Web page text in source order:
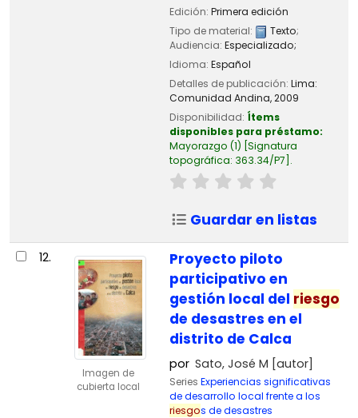
Edición: Primera edición
Tipo de material:
Texto;
Audiencia: Especializado;
Idioma: Español
Detalles de publicación: Lima:
Comunidad Andina,2009
Disponibilidad: Ítems
disponibles para préstamo:
Mayorazgo (1) Signatura
topográfica: 363.34/P7 .
Guardar en listas
12.
Imagen de
cubierta local
Proyecto piloto
participativo en
gestión local del riesgo
de desastres en el
distrito de Calca
por Sato, José M [autor]
Series Experiencias significativas
de desarrollo local frente a los
riesgos de desastres